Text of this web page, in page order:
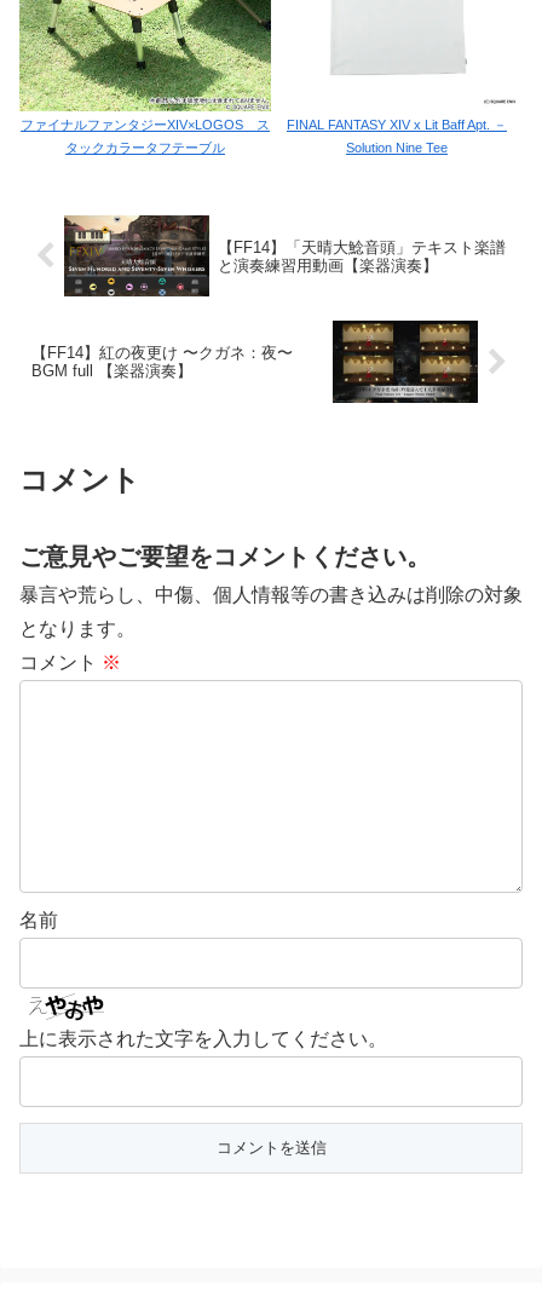
ファイナルファンタジーXIV×LOGOS ス
タックカラータフテーブル
FINAL FANTASY XIV x Lit Baff Apt. －
Solution Nine Tee
【FF14】「天晴大鯰音頭」テキスト楽譜
と演奏練習用動画【楽器演奏】
【FF14】紅の夜更け 〜クガネ：夜〜
BGM full 【楽器演奏】
コメント
ご意見やご要望をコメントください。
暴言や荒らし、中傷、個人情報等の書き込みは削除の対象
となります。
コメント ※
名前
上に表示された文字を入力してください。